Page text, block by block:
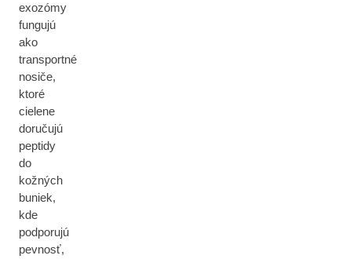
exozómy
fungujú
ako
transportné
nosiče,
ktoré
cielene
doručujú
peptidy
do
kožných
buniek,
kde
podporujú
pevnosť,